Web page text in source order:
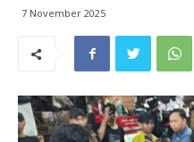
7 November 2025